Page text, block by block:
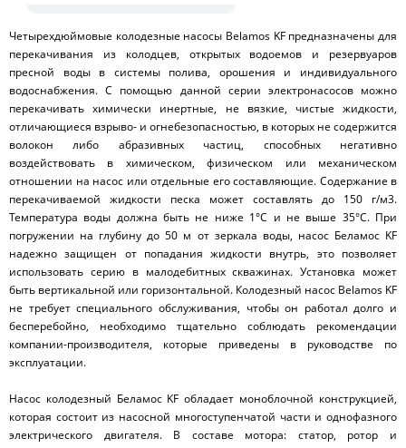
Четырехдюймовые колодезные насосы Belamos KF предназначены для
перекачивания из колодцев, открытых водоемов и резервуаров
пресной воды в системы полива, орошения и индивидуального
водоснабжения. С помощью данной серии электронасосов можно
перекачивать химически инертные, не вязкие, чистые жидкости,
отличающиеся взрыво- и огнебезопасностью, в которых не содержится
волокон либо абразивных частиц, способных негативно
воздействовать в химическом, физическом или механическом
отношении на насос или отдельные его составляющие. Содержание в
перекачиваемой жидкости песка может составлять до 150 г/м3.
Температура воды должна быть не ниже 1°С и не выше 35°С. При
погружении на глубину до 50 м от зеркала воды, насос Беламос KF
надежно защищен от попадания жидкости внутрь, это позволяет
использовать серию в малодебитных скважинах. Установка может
быть вертикальной или горизонтальной. Колодезный насос Belamos KF
не требует специального обслуживания, чтобы он работал долго и
бесперебойно, необходимо тщательно соблюдать рекомендации
компании-производителя, которые приведены в руководстве по
эксплуатации.
Насос колодезный Беламос KF обладает моноблочной конструкцией,
которая состоит из насосной многоступенчатой части и однофазного
электрического двигателя. В составе мотора: статор, ротор и